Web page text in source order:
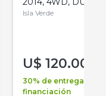
Isla Verde
U$ 120.000
30% de entrega +
financiación